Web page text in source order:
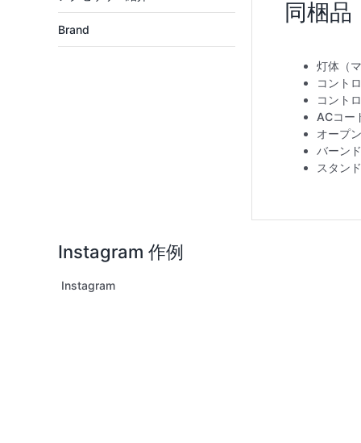
Brand
灯体（
コント
コント
ACコー
オープ
バーン
スタン
Instagram 作例
Instagram